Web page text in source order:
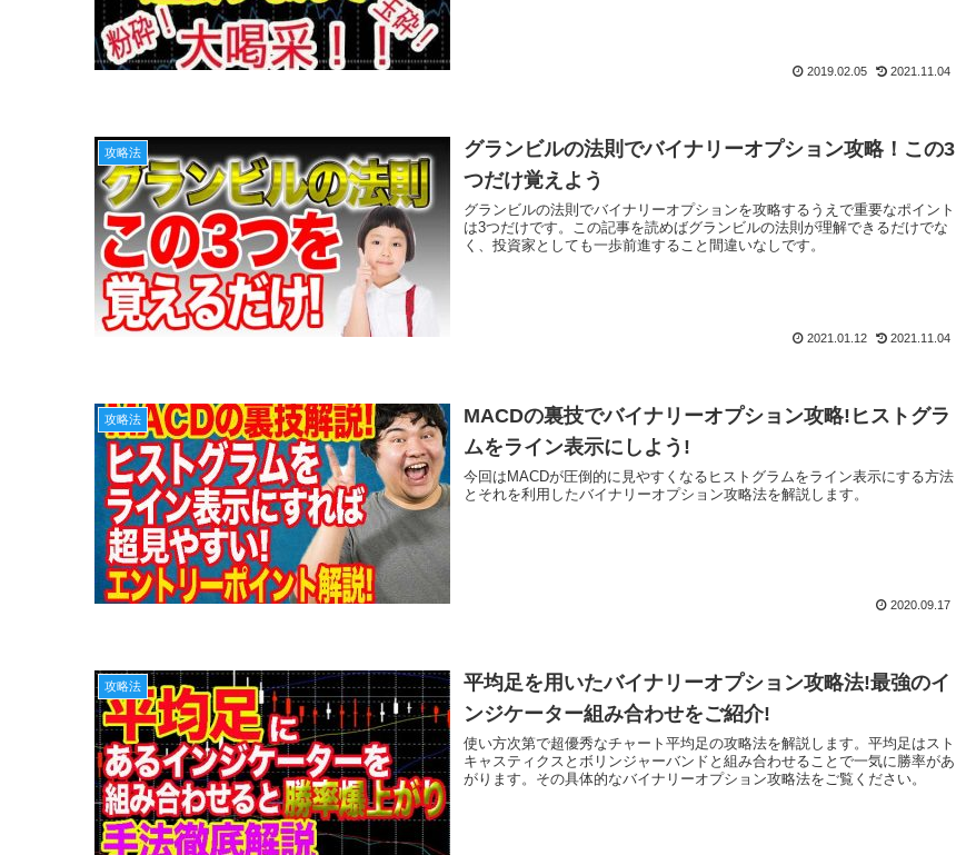
2019.02.05 2021.11.04
攻略法
グランビルの法則でバイナリーオプション攻略！この3
つだけ覚えよう
グランビルの法則でバイナリーオプションを攻略するうえで重要なポイント
は3つだけです。この記事を読めばグランビルの法則が理解できるだけでな
く、投資家としても一歩前進すること間違いなしです。
2021.01.12 2021.11.04
攻略法
MACDの裏技でバイナリーオプション攻略!ヒストグラ
ムをライン表示にしよう!
今回はMACDが圧倒的に見やすくなるヒストグラムをライン表示にする方法
とそれを利用したバイナリーオプション攻略法を解説します。
2020.09.17
攻略法
平均足を用いたバイナリーオプション攻略法!最強のイ
ンジケーター組み合わせをご紹介!
使い方次第で超優秀なチャート平均足の攻略法を解説します。平均足はスト
キャスティクスとボリンジャーバンドと組み合わせることで一気に勝率があ
がります。その具体的なバイナリーオプション攻略法をご覧ください。